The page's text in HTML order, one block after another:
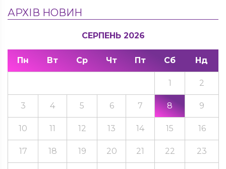
АРХІВ НОВИН
СЕРПЕНЬ 2026
Пн Вт Ср Чт Пт Сб Нд
1 2
3 4 5 6 7 8 9
10 11 12 13 14 15 16
17 18 19 20 21 22 23